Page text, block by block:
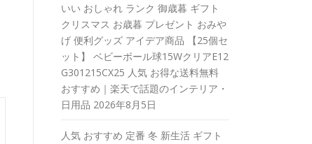
いい おしゃれ ランク 御歳暮 ギフト
クリスマス お歳暮 プレゼント おみや
げ 便利グッズ アイデア商品 【25個セ
ット】 ベビーボール球15WクリアE12
G301215CX25 人気 お得な送料無料
おすすめ｜楽天で話題のインテリア・
日用品 2026年8月5日
人気 おすすめ 定番 冬 新生活 ギフト